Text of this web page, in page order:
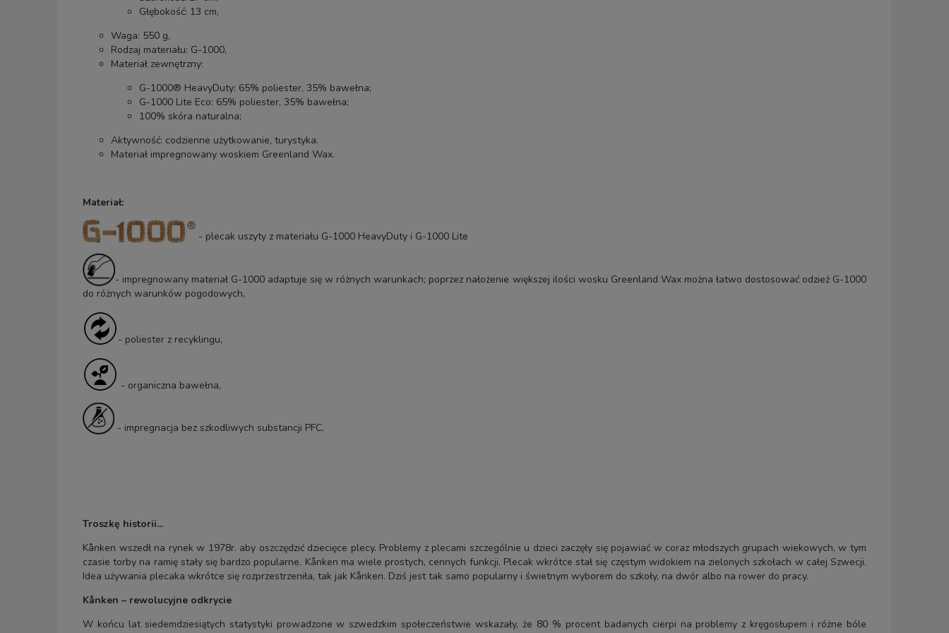
Głębokość: 13 cm,
Waga: 550 g,
Rodzaj materiału: G-1000,
Materiał zewnętrzny:
G-1000® HeavyDuty: 65% poliester, 35% bawełna;
G-1000 Lite Eco: 65% poliester, 35% bawełna;
100% skóra naturalna;
Aktywność: codzienne użytkowanie, turystyka.
Materiał impregnowany woskiem Greenland Wax.
Materiał:
- plecak uszyty z materiału G-1000 HeavyDuty i G-1000 Lite
- impregnowany materiał G-1000 adaptuje się w różnych warunkach; poprzez nałożenie większej ilości wosku Greenland Wax można łatwo dostosować odzież G-1000
do różnych warunków pogodowych,
- poliester z recyklingu,
- organiczna bawełna,
- impregnacja bez szkodliwych substancji PFC,
Troszkę historii...
Kånken wszedł na rynek w 1978r. aby oszczędzić dziecięce plecy. Problemy z plecami szczególnie u dzieci zaczęły się pojawiać w coraz młodszych grupach wiekowych, w tym
czasie torby na ramię stały się bardzo popularne. Kånken ma wiele prostych, cennych funkcji. Plecak wkrótce stał się częstym widokiem na zielonych szkołach w całej Szwecji.
Idea używania plecaka wkrótce się rozprzestrzeniła, tak jak Kånken. Dziś jest tak samo popularny i świetnym wyborem do szkoły, na dwór albo na rower do pracy.
Kånken – rewolucyjne odkrycie
W końcu lat siedemdziesiątych statystyki prowadzone w szwedzkim społeczeństwie wskazały, że 80 % procent badanych cierpi na problemy z kręgosłupem i różne bóle